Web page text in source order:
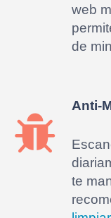
web
de
Anti-
te